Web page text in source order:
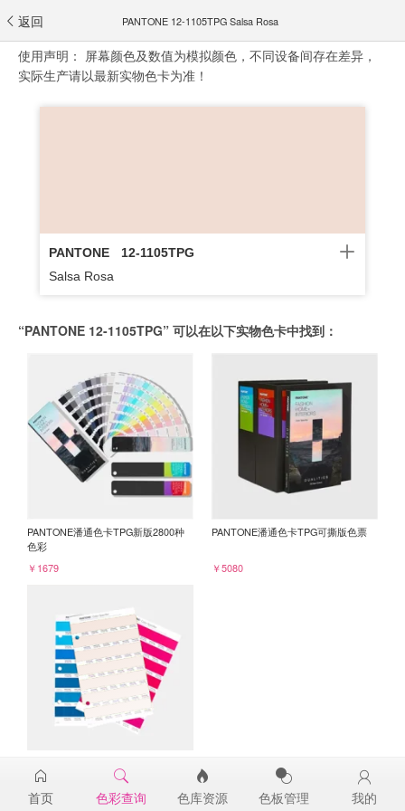
返回 PANTONE 12-1105TPG Salsa Rosa
使用声明： 屏幕颜色及数值为模拟颜色，不同设备间存在差异，
实际生产请以最新实物色卡为准！
PANTONE
12-1105TPG
Salsa Rosa
“PANTONE 12-1105TPG” 可以在以下实物色卡中找到：
PANTONE潘通色卡TPG新版2800种
色彩
￥1679
PANTONE潘通色卡TPG可撕版色票
￥5080
12-1105TPG
￥98
首页 色彩查询 色库资源 色板管理 我的